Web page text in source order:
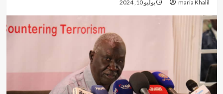
maria Khalil يوليو 10, 2024